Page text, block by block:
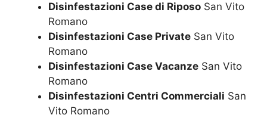
Disinfestazioni Case di Riposo San Vito
Romano
Disinfestazioni Case Private San Vito
Romano
Disinfestazioni Case Vacanze San Vito
Romano
Disinfestazioni Centri Commerciali San
Vito Romano